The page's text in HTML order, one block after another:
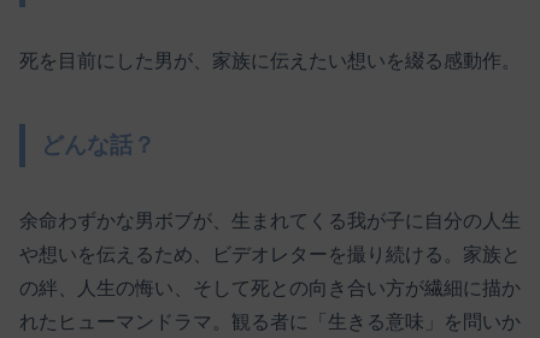
死を目前にした男が、家族に伝えたい想いを綴る感動作。
どんな話？
余命わずかな男ボブが、生まれてくる我が子に自分の人生
や想いを伝えるため、ビデオレターを撮り続ける。家族と
の絆、人生の悔い、そして死との向き合い方が繊細に描か
れたヒューマンドラマ。観る者に「生きる意味」を問いか